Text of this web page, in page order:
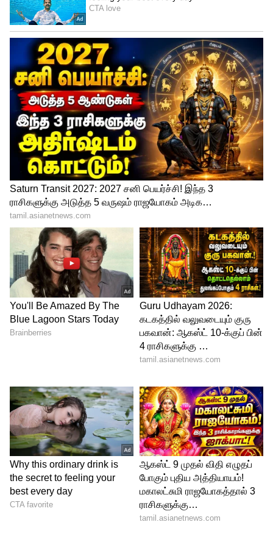
பற்றிய விவரங்கள் அறிவிக்கப்படும் என
எதிர்பார்க்கலாம்.